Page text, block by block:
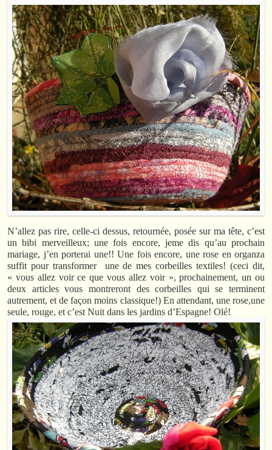
N’allez pas rire, celle-ci dessus, retournée, posée sur ma tête, c’est
un bibi merveilleux; une fois encore, jeme dis qu’au prochain
mariage, j’en porterai une!! Une fois encore, une rose en organza
suffit pour transformer une de mes corbeilles textiles! (ceci dit,
« vous allez voir ce que vous allez voir », prochainement, un ou
deux articles vous montreront des corbeilles qui se terminent
autrement, et de façon moins classique!) En attendant, une rose,une
seule, rouge, et c’est Nuit dans les jardins d’Espagne! Olé!